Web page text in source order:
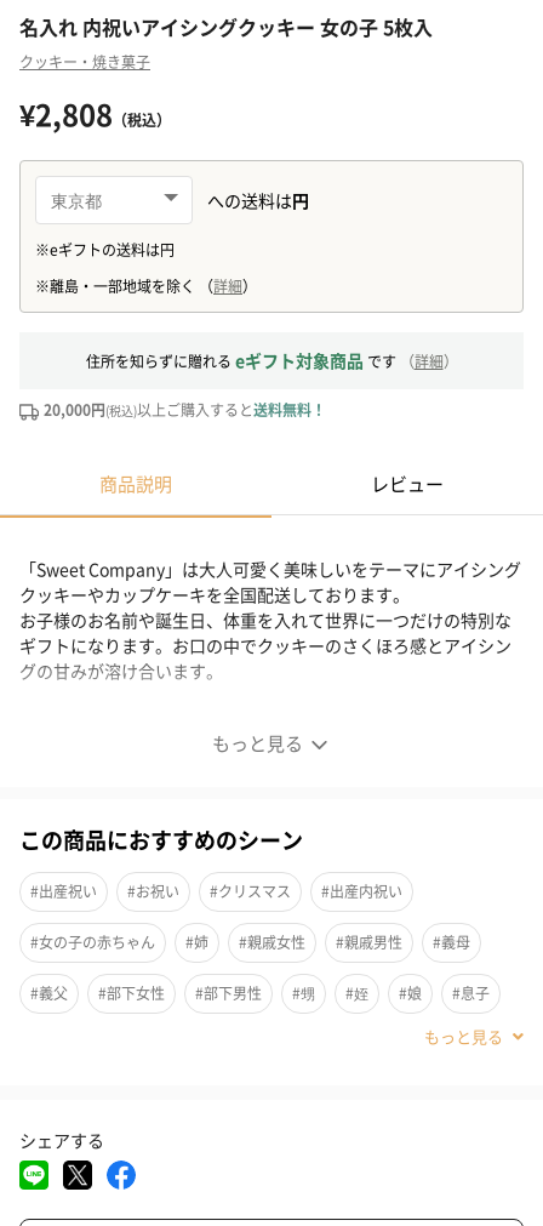
名入れ 内祝いアイシングクッキー 女の子 5枚入
クッキー・焼き菓子
¥2,808 （税込）
住所を知らずに贈れる eギフト対象商品 です （詳細）
20,000円(税込)以上ご購入すると送料無料！
商品説明 レビュー
もっと見る
「Sweet Company」は大人可愛く美味しいをテーマにアイシング
クッキーやカップケーキを全国配送しております。
お子様のお名前や誕生日、体重を入れて世界に一つだけの特別な
ギフトになります。お口の中でクッキーのさくほろ感とアイシン
グの甘みが溶け合います。
アイシングクッキー女の子 5枚入り
お子様の名入りアイシングクッキーで記憶に残るお祝いにおすす
めです。
この商品におすすめのシーン
#出産祝い #お祝い #クリスマス #出産内祝い
#女の子の赤ちゃん #姉 #親戚女性 #親戚男性 #義母
#義父 #部下女性 #部下男性 #甥 #姪 #娘 #息子
#同僚女性
#20代前半
シェアする